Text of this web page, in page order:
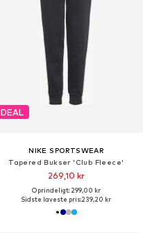
DEAL
NIKE SPORTSWEAR
Tapered Bukser 'Club Fleece'
269,10 kr
Oprindeligt: 299,00 kr
Sidste laveste pris:239,20 kr